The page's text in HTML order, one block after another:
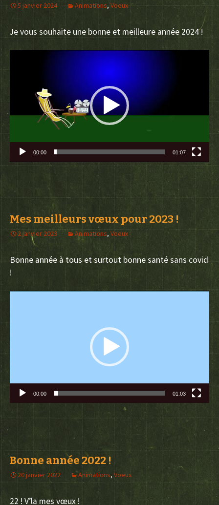
5 janvier 2024 Animations, Voeux
Je vous souhaite une bonne et meilleure année 2024 !
00:00 01:07
Mes meilleurs vœux pour 2023 !
2 janvier 2023 Animations, Voeux
Bonne année à tous et surtout bonne santé sans covid
!
00:00 01:03
Bonne année 2022 !
20 janvier 2022 Animations, Voeux
22 ! V’la mes vœux !